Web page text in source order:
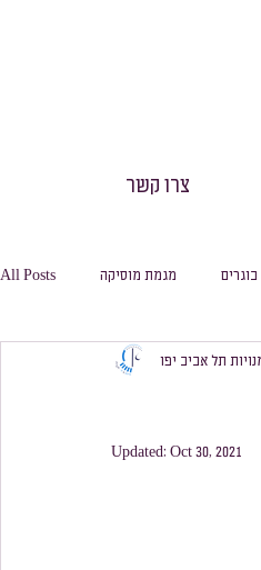
צרו קשר
All Posts מגמת מוסיקה בוגרים
חגיגה גופני
מסלול מחשבת מסלול ביולוגיה
תל אביב יפו
Updated: Oct 30, 2021